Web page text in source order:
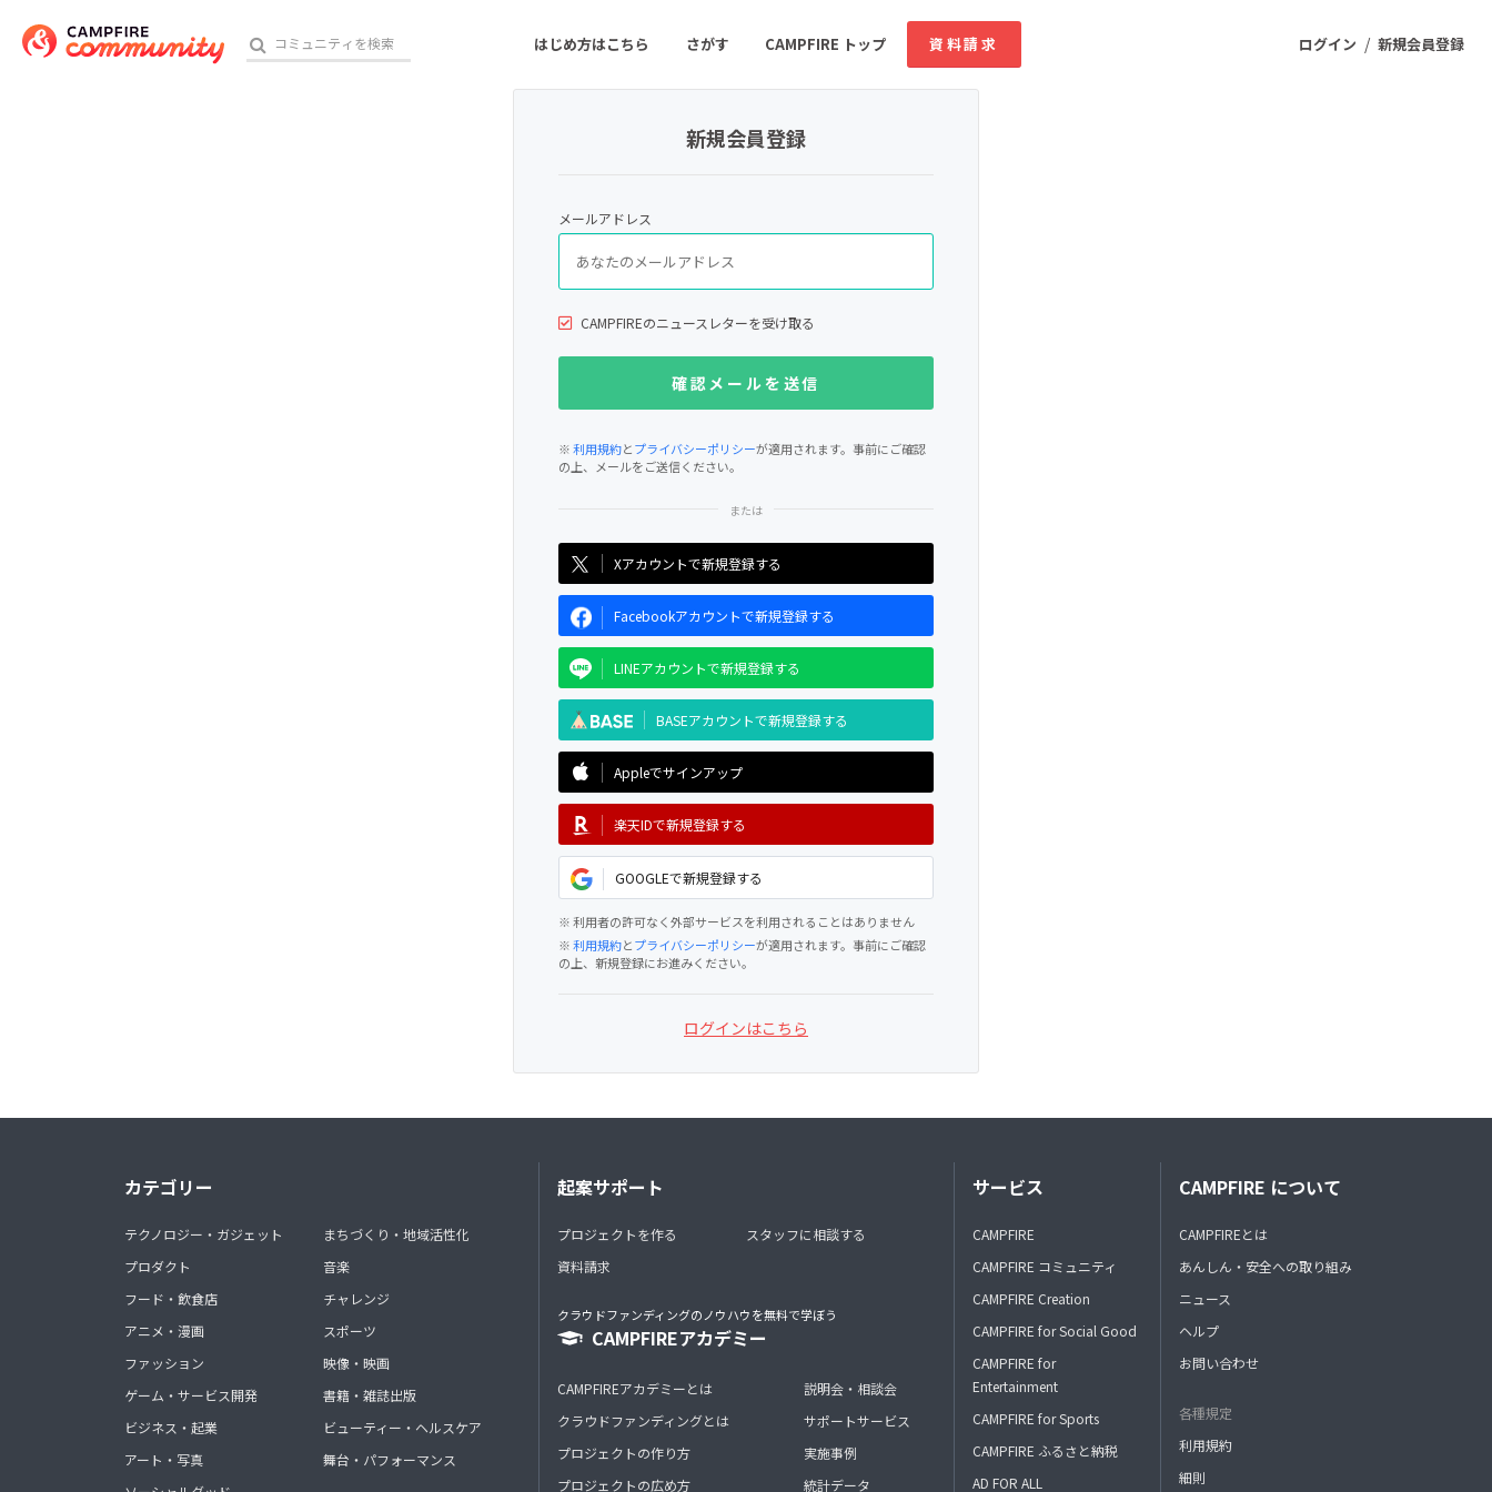
ログイン / 新規会員登録
はじめ方はこちら さがす CAMPFIRE トップ 資料請求
ゲーム・サービス開発
書籍・雑誌出版 アニメ・漫画
ソーシャルグッド ビューティー・ヘルスケア
新規会員登録
メールアドレス
CAMPFIREのニュースレターを受け取る
※利用規約とプライバシーポリシーが適用されます。事前にご確認
の上、メールをご送信ください。
Xアカウントで新規登録する
Facebookアカウントで新規登録する
LINEアカウントで新規登録する
BASEアカウントで新規登録する
Appleでサインアップ
楽天IDで新規登録する
GOOGLEで新規登録する
※ 利用者の許可なく外部サービスを利用されることはありません
※利用規約とプライバシーポリシーが適用されます。事前にご確認
の上、新規登録にお進みください。
ログインはこちら
カテゴリー
テクノロジー・ガジェット
プロダクト
フード・飲食店
アニメ・漫画
ファッション
ゲーム・サービス開発
ビジネス・起業
アート・写真
まちづくり・地域活性化
音楽
チャレンジ
スポーツ
映像・映画
書籍・雑誌出版
ビューティー・ヘルスケア
舞台・パフォーマンス
起案サポート
プロジェクトを作る
資料請求
スタッフに相談する
クラウドファンディングのノウハウを無料で学ぼう
CAMPFIREアカデミー
CAMPFIREアカデミーとは
クラウドファンディングとは
プロジェクトの作り方
プロジェクトの広め方
説明会・相談会
サポートサービス
実施事例
統計データ
サービス
CAMPFIRE
CAMPFIRE コミュニティ
CAMPFIRE Creation
CAMPFIRE for Social Good
CAMPFIRE for
Entertainment
CAMPFIRE for Sports
CAMPFIRE ふるさと納税
AD FOR ALL
CAMPFIRE について
CAMPFIREとは
あんしん・安全への取り組み
ニュース
ヘルプ
お問い合わせ
各種規定
利用規約
細則